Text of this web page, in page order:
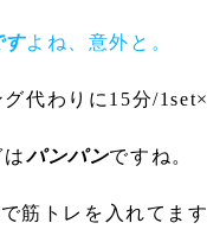
すよね、意外と。
代わりに15分/
パンパンですね。
筋トレを入れてます